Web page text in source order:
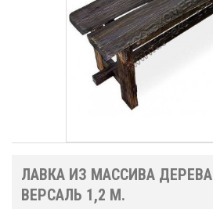
ЛАВКА ИЗ МАССИВА ДЕРЕВА
ВЕРСАЛЬ 1,2 М.